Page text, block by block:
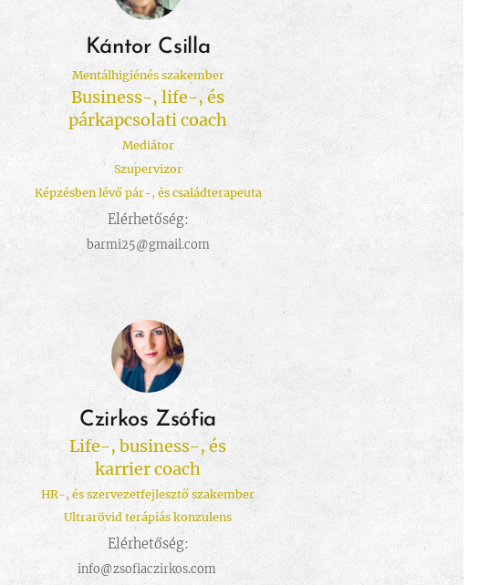
Kántor Csilla
Mentálhigiénés szakember
Business-, life-, és
párkapcsolati coach
Mediátor
Szupervizor
Képzésben lévő pár-, és családterapeuta
Elérhetőség:
barmi25@gmail.com
Czirkos Zsófia
Life-, business-, és
karrier coach
HR-, és szervezetfejlesztő szakember
Ultrarövid terápiás konzulens
Elérhetőség:
info@zsofiaczirkos.com